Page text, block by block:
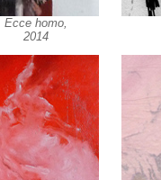
Ecce homo,
2014